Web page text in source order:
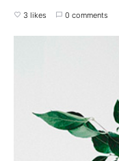
3 likes 0 comments